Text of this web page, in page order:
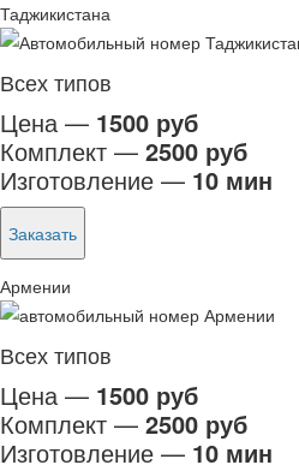
Таджикистана
Всех типов
Цена — 1500 руб
Комплект — 2500 руб
Изготовление — 10 мин
Заказать
Армении
Всех типов
Цена — 1500 руб
Комплект — 2500 руб
Изготовление — 10 мин